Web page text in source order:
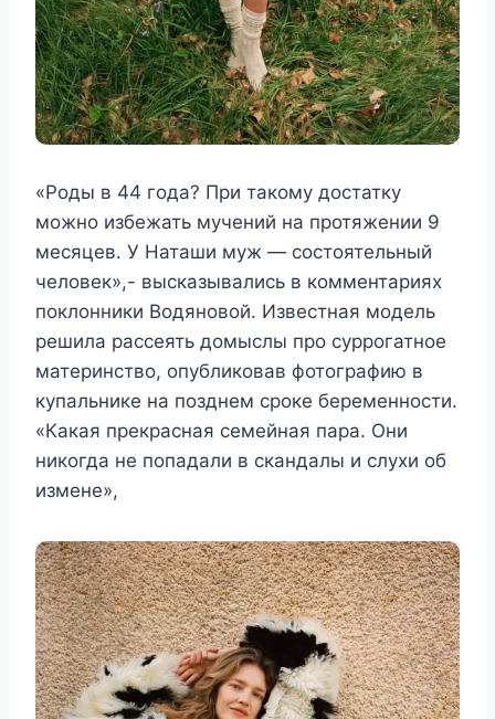
«Роды в 44 года? При такому достатку
можно избежать мучений на протяжении 9
месяцев. У Наташи муж — состоятельный
человек»,- высказывались в комментариях
поклонники Водяновой. Известная модель
решила рассеять домыслы про суррогатное
материнство, опубликовав фотографию в
купальнике на позднем сроке беременности.
«Какая прекрасная семейная пара. Они
никогда не попадали в скандалы и слухи об
измене»,